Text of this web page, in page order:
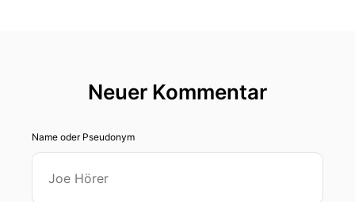
00:00:16: Warum interessiert dich Geschichte
00:00:21: Es gibt so eine instinktive Antwort.
00:00:23: Irgendwie fasziniert mich das, was
Neuer Kommentar
Name oder Pseudonym